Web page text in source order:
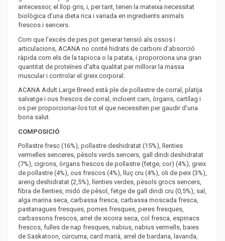
antecessor, el llop gris, i, per tant, tenen la mateixa necessitat
biològica d’una dieta rica i variada en ingredients animals
frescos i sencers.
Com que l’excés de pes pot generar tensió als ossos i
articulacions, ACANA no conté hidrats de carboni d’absorció
ràpida com els de la tapioca o la patata, i proporciona una gran
quantitat de proteïnes d’alta qualitat per millorar la massa
muscular i controlar el greix corporal.
ACANA Adult Large Breed està ple de pollastre de corral, platija
salvatge i ous frescos de corral, incloent carn, òrgans, cartílag i
os per proporcionar-los tot el que necessiten per gaudir d’una
bona salut.
COMPOSICIÓ
Pollastre fresc (16%), pollastre deshidratat (15%), llenties
vermelles senceres, pèsols verds sencers, gall dindi deshidratat
(7%), cigrons, òrgans frescos de pollastre (fetge, cor) (4%), greix
de pollastre (4%), ous frescos (4%), lluç cru (4%), oli de peix (3%),
areng deshidratat (2,5%), llenties verdes, pèsols grocs sencers,
fibra de llenties, midó de pèsol, fetge de gall dindi cru (0,5%), sal,
alga marina seca, carbassa fresca, carbassa moscada fresca,
pastanagues fresques, pomes fresques, peres fresques,
carbassons frescos, arrel de xicoira seca, col fresca, espinacs
frescos, fulles de nap fresques, nabius, nabius vermells, baies
de Saskatoon, cúrcuma, card marià, arrel de bardana, lavanda,